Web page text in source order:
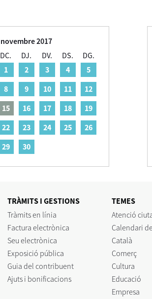
novembre 2017
DC. DJ. DV. DS.
DG.
1
2 3 4
5
8 9 10 11
12
15 16 17 18
19
22 23 24 25
26
29 30
TRÀMITS I GESTIONS
Tràmits en línia
Factura electrònica
Seu electrònica
Exposició pública
Guia del contribuent
Ajuts i bonificacions
TEMES
Atenció
Calendari
Català
Comerç
Cultura
Educació
Empresa